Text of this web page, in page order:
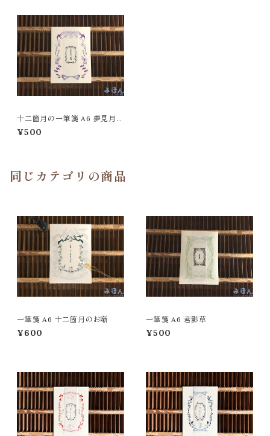
十二箇月の一筆箋 A6 夢見月の
一筆箋
¥500
同じカテゴリの商品
一筆箋 A6 十二箇月のお噺
¥600
一筆箋 A6 君影草
¥500